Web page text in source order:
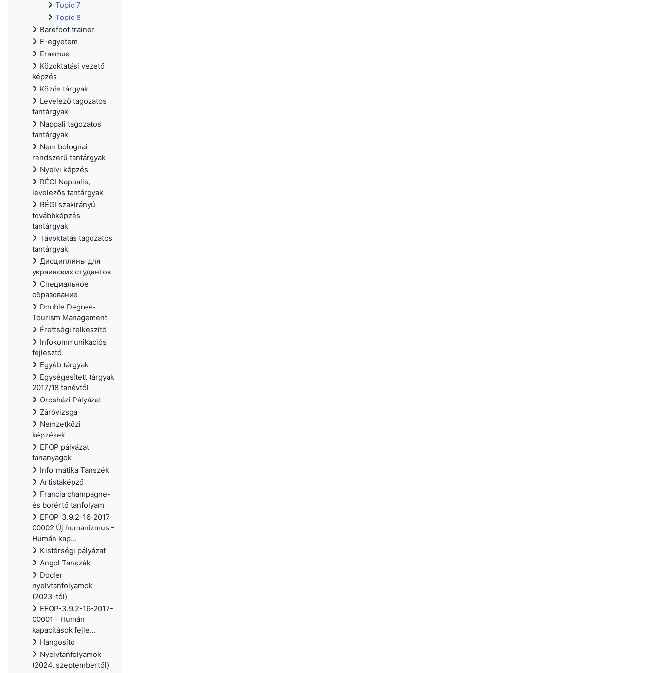
Topic 7
Topic 8
Barefoot trainer
E-egyetem
Erasmus
Közoktatási vezető
képzés
Közös tárgyak
Levelező tagozatos
tantárgyak
Nappali tagozatos
tantárgyak
Nem bolognai
rendszerű tantárgyak
Nyelvi képzés
RÉGI Nappalis,
levelezős tantárgyak
RÉGI szakirányú
továbbképzés
tantárgyak
Távoktatás tagozatos
tantárgyak
Дисциплины для
украинских студентов
Специальное
образование
Double Degree-
Tourism Management
Érettségi felkészítő
Infokommunikációs
fejlesztő
Egyéb tárgyak
Egységesített tárgyak
2017/18 tanévtől
Orosházi Pályázat
Záróvizsga
Nemzetközi
képzések
EFOP pályázat
tananyagok
Informatika Tanszék
Artistaképző
Francia champagne-
és borértő tanfolyam
EFOP-3.9.2-16-2017-
00002 Új humanizmus -
Humán kap...
Kistérségi pályázat
Angol Tanszék
Docler
nyelvtanfolyamok
(2023-tól)
EFOP-3.9.2-16-2017-
00001 - Humán
kapacitások fejle...
Hangosító
Nyelvtanfolyamok
(2024. szeptembertől)